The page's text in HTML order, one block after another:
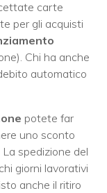
carte
per gli acquisti
Chi ha anche
automatico
potete far
uno sconto
spedizione del
giorni lavorativi
anche il ritiro